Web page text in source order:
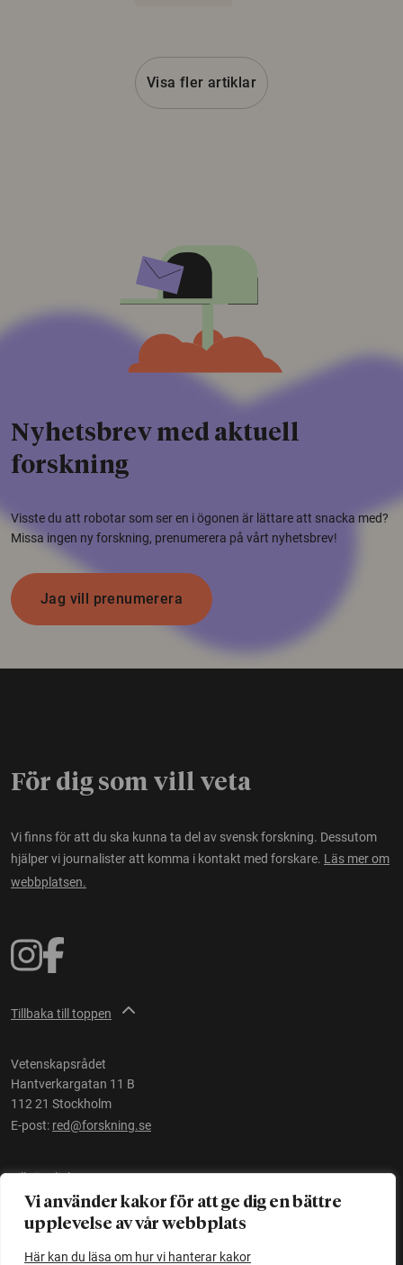
Vi använder kakor för att ge dig en bättre
upplevelse av vår webbplats
Här kan du läsa om hur vi hanterar kakor
Visa fler artiklar
Nyhetsbrev med aktuell
forskning
Visste du att robotar som ser en i ögonen är lättare att snacka med?
Missa ingen ny forskning, prenumerera på vårt nyhetsbrev!
Jag vill prenumerera
För dig som vill veta
Vi finns för att du ska kunna ta del av svensk forskning. Dessutom
hjälper vi journalister att komma i kontakt med forskare. Läs mer om
webbplatsen.
Tillbaka till toppen
Vetenskapsrådet
Hantverkargatan 11 B
112 21 Stockholm
E-post: red@forskning.se
Tillgänglighet
Ett initiativ avVetenskapsrådet